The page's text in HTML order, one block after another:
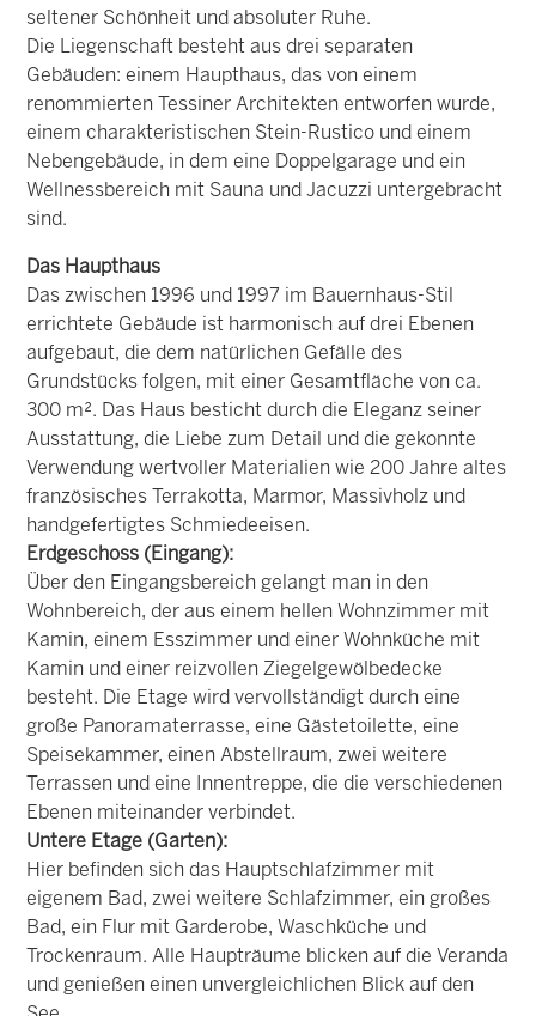
seltener Schönheit und absoluter Ruhe.
Die Liegenschaft besteht aus drei separaten
Gebäuden: einem Haupthaus, das von einem
renommierten Tessiner Architekten entworfen wurde,
einem charakteristischen Stein-Rustico und einem
Nebengebäude, in dem eine Doppelgarage und ein
Wellnessbereich mit Sauna und Jacuzzi untergebracht
sind.
Das Haupthaus
Das zwischen 1996 und 1997 im Bauernhaus-Stil
errichtete Gebäude ist harmonisch auf drei Ebenen
aufgebaut, die dem natürlichen Gefälle des
Grundstücks folgen, mit einer Gesamtfläche von ca.
300 m². Das Haus besticht durch die Eleganz seiner
Ausstattung, die Liebe zum Detail und die gekonnte
Verwendung wertvoller Materialien wie 200 Jahre altes
französisches Terrakotta, Marmor, Massivholz und
handgefertigtes Schmiedeeisen.
Erdgeschoss (Eingang):
Über den Eingangsbereich gelangt man in den
Wohnbereich, der aus einem hellen Wohnzimmer mit
Kamin, einem Esszimmer und einer Wohnküche mit
Kamin und einer reizvollen Ziegelgewölbedecke
besteht. Die Etage wird vervollständigt durch eine
große Panoramaterrasse, eine Gästetoilette, eine
Speisekammer, einen Abstellraum, zwei weitere
Terrassen und eine Innentreppe, die die verschiedenen
Ebenen miteinander verbindet.
Untere Etage (Garten):
Hier befinden sich das Hauptschlafzimmer mit
eigenem Bad, zwei weitere Schlafzimmer, ein großes
Bad, ein Flur mit Garderobe, Waschküche und
Trockenraum. Alle Haupträume blicken auf die Veranda
und genießen einen unvergleichlichen Blick auf den